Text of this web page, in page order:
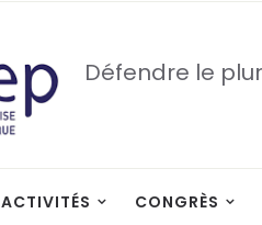
Défendre le
ACTIVITÉS CONGRÈS